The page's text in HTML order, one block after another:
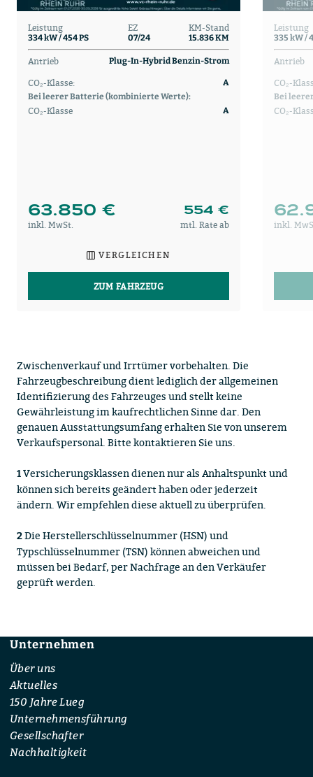
Leistung
334 kW / 454 PS
EZ
07/24
KM-Stand
15.836 KM
Antrieb Plug-In-Hybrid Benzin-Strom
CO₂-Klasse:
A
Bei leerer Batterie (kombinierte Werte):
CO₂-Klasse A
63.850 € 554 €
inkl. MwSt. mtl. Rate ab
VERGLEICHEN
ZUM FAHRZEUG
Leistung
335 kW /
Antrieb
CO₂-
Bei
CO₂-
inkl.
Zwischenverkauf und Irrtümer vorbehalten. Die
Fahrzeugbeschreibung dient lediglich der allgemeinen
Identifizierung des Fahrzeuges und stellt keine
Gewährleistung im kaufrechtlichen Sinne dar. Den
genauen Ausstattungsumfang erhalten Sie von unserem
Verkaufspersonal. Bitte kontaktieren Sie uns.
1Versicherungsklassen dienen nur als Anhaltspunkt und
können sich bereits geändert haben oder jederzeit
ändern. Wir empfehlen diese aktuell zu überprüfen.
2Die Herstellerschlüsselnummer (HSN) und
Typschlüsselnummer (TSN) können abweichen und
müssen bei Bedarf, per Nachfrage an den Verkäufer
geprüft werden.
Footer
Unternehmen
Über uns
Aktuelles
150 Jahre Lueg
Unternehmensführung
Gesellschafter
Nachhaltigkeit